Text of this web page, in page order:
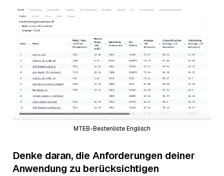
MTEB-Bestenliste Englisch
Denke daran, die Anforderungen deiner
Anwendung zu berücksichtigen